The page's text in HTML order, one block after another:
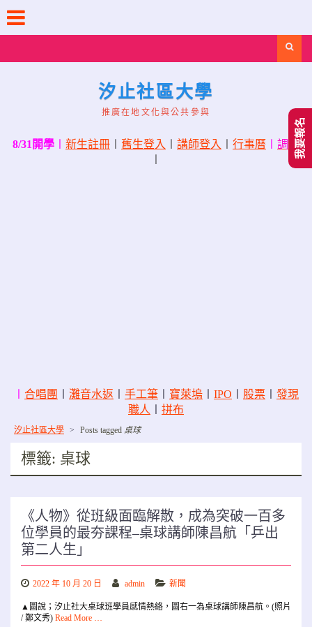
content
汐止社區大學
推廣在地文化與公共參與
8/31開學 新生註冊 舊生登入 講師登入 行事曆
調課
合唱團 灘音水返 手工筆 寶萊塢 IPO 股票
發現
職人
拼布
汐止社區大學 > Posts tagged 桌球
標籤: 桌球
《人物》從班級面臨解散，成為突破一百多
位學員的最夯課程–桌球講師陳昌航「乒出
第二人生」
2022 年 10 月 20 日 admin 新聞
▲圖說；汐止社大桌球班學員感情熱絡，圖右一為桌球講師陳昌航。(照片
/ 鄭文秀) Read More …
我要報名